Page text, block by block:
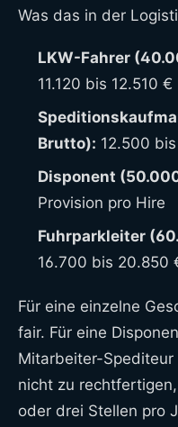
Was das in der
LKW-Fahrer
11.120 bis 12.510
Brutto): 12.500
Disponent
Provision pro Hire
Fuhrparkleiter
16.700 bis 20.850
Für eine einzelne
fair. Für eine
Mitarbeiter-
nicht zu
oder drei Stellen pro